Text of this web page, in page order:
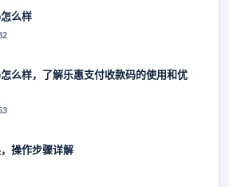
么样
么样，了解乐惠支付收款码的使用和优
操作步骤详解